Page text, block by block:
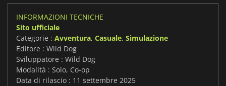
INFORMAZIONI TECNICHE
Sito ufficiale
Categorie : Avventura, Casuale, Simulazione
Editore : Wild Dog
Sviluppatore : Wild Dog
Modalità : Solo, Co-op
Data di rilascio : 11 settembre 2025